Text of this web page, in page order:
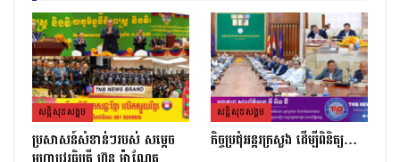
សន្តិសុខសង្គម
ប្រសាសន៍សំខាន់ៗរបស់ សម្តេច
សន្តិសុខសង្គម
កិច្ចប្រជុំអន្តរក្រសួង ដើម្បីពិនិត្យ…